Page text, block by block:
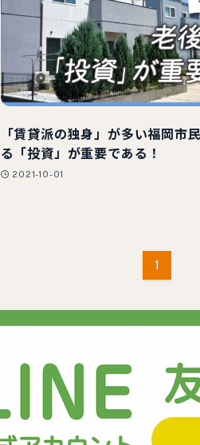
「賃貸派の独身」が多い福岡市
る「投資」が重要である！
2021-10-01
1